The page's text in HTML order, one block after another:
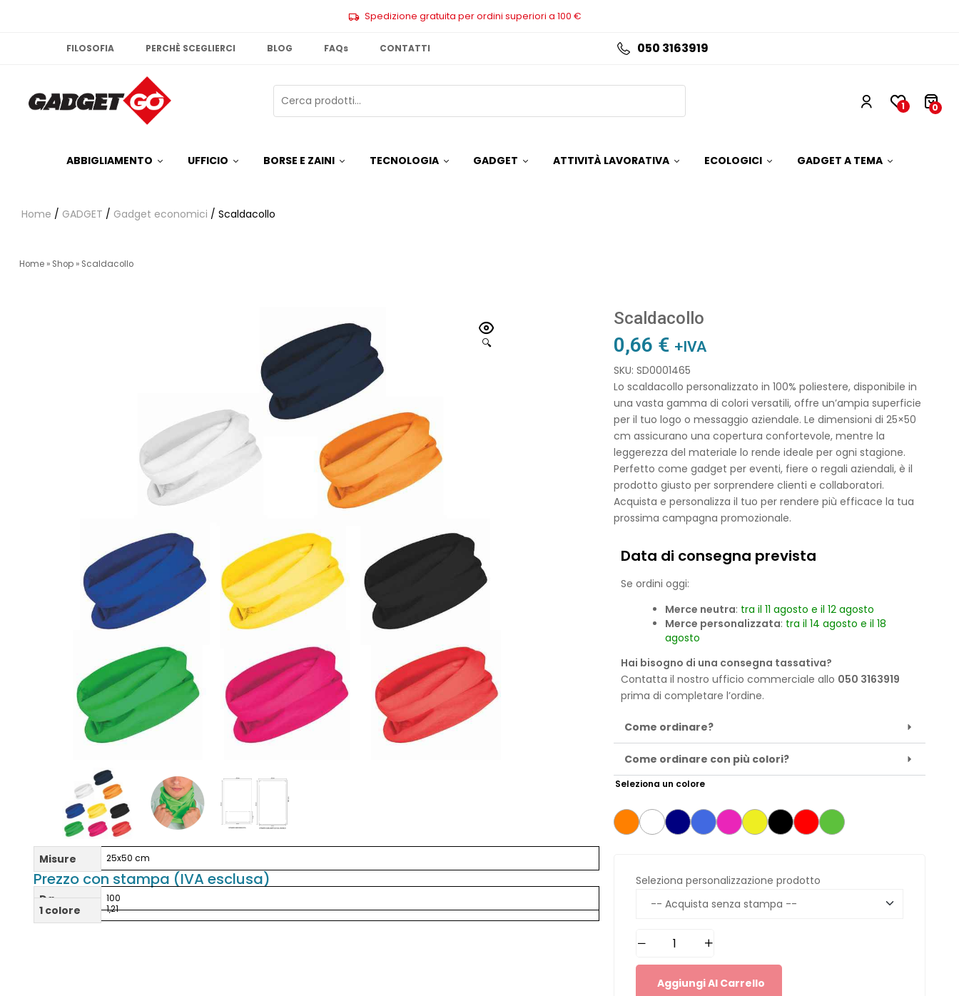
Spedizione gratuita per ordini superiori a 100 €
FILOSOFIA PERCHÈ SCEGLIERCI BLOG FAQs CONTATTI 050 3163919
1 0
ABBIGLIAMENTO UFFICIO BORSE E ZAINI TECNOLOGIA GADGET ATTIVITÀ LAVORATIVA ECOLOGICI GADGET A TEMA
Home / GADGET / Gadget economici / Scaldacollo
Home » Shop » Scaldacollo
🔍
Misure 25x50 cm
Prezzo con stampa (IVA esclusa)
Da 100
1 colore 1,21
Scaldacollo
0,66 € +IVA
SKU: SD0001465
Lo scaldacollo personalizzato in 100% poliestere, disponibile in
una vasta gamma di colori versatili, offre un’ampia superficie
per il tuo logo o messaggio aziendale. Le dimensioni di 25×50
cm assicurano una copertura confortevole, mentre la
leggerezza del materiale lo rende ideale per ogni stagione.
Perfetto come gadget per eventi, fiere o regali aziendali, è il
prodotto giusto per sorprendere clienti e collaboratori.
Acquista e personalizza il tuo per rendere più efficace la tua
prossima campagna promozionale.
Data di consegna prevista
Se ordini oggi:
Merce neutra: tra il 11 agosto e il 12 agosto
Merce personalizzata: tra il 14 agosto e il 18
agosto
Hai bisogno di una consegna tassativa?
Contatta il nostro ufficio commerciale allo 050 3163919
prima di completare l’ordine.
Come ordinare?
Come ordinare con più colori?
Seleziona un colore
Seleziona personalizzazione prodotto
Aggiungi Al Carrello